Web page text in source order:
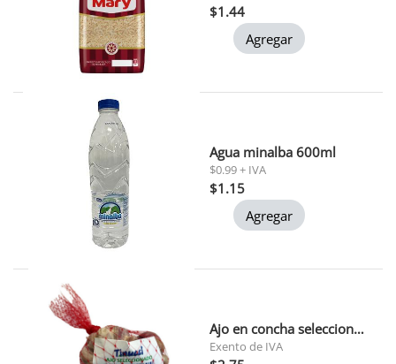
$1.44
Agregar
Agua minalba 600ml
$0.99 + IVA
$1.15
Agregar
Ajo en concha seleccionado la nona 120gr
Exento de IVA